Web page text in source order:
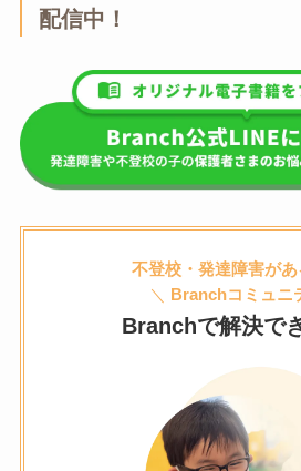
配信中！
不登校・発達障害が
＼
Branchコミュニ
Branchで解決で